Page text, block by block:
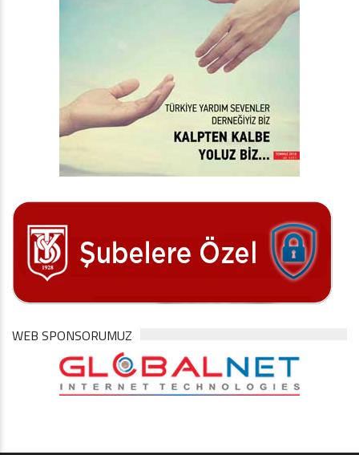
WEB SPONSORUMUZ